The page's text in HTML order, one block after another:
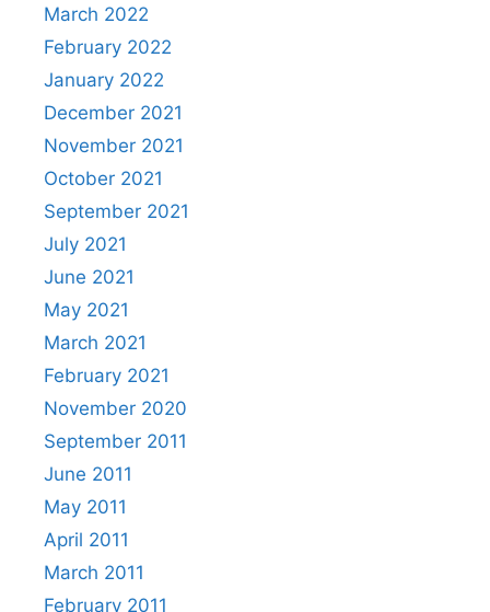
March 2022
February 2022
January 2022
December 2021
November 2021
October 2021
September 2021
July 2021
June 2021
May 2021
March 2021
February 2021
November 2020
September 2011
June 2011
May 2011
April 2011
March 2011
February 2011